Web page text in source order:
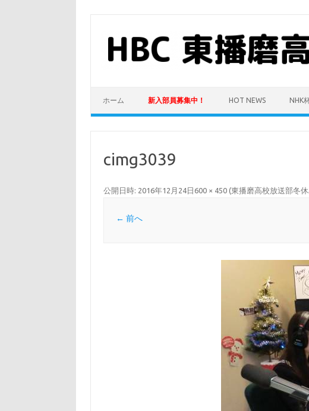
ホーム 新入部員募集中！ HOT NEWS NHK
cimg3039
公開日時: 2016年12月24日 600 × 450(東播磨高校放送部冬
← 前へ